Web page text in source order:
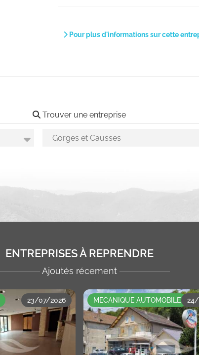
Pour plus d'informations sur cette
Trouver une entreprise
Choix des secteurs géographiques
ENTREPRISES À REPRENDRE
Ajoutés récement
23/07/2026 MECANIQUE AUTOMOBILE